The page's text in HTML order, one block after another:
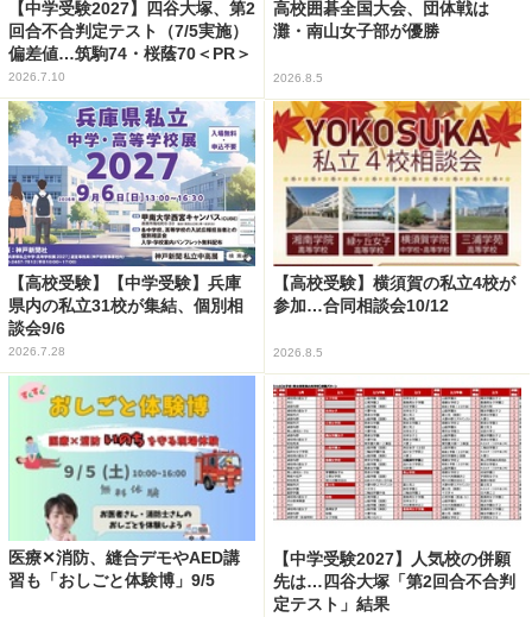
【中学受験2027】四谷大塚、第2
回合不合判定テスト（7/5実施）
偏差値…筑駒74・桜蔭70＜PR＞
2026.7.10
高校囲碁全国大会、団体戦は
灘・南山女子部が優勝
2026.8.5
【高校受験】【中学受験】兵庫
県内の私立31校が集結、個別相
談会9/6
2026.7.28
【高校受験】横須賀の私立4校が
参加…合同相談会10/12
2026.8.5
医療✕消防、縫合デモやAED講
習も「おしごと体験博」9/5
【中学受験2027】人気校の併願
先は…四谷大塚「第2回合不合判
定テスト」結果